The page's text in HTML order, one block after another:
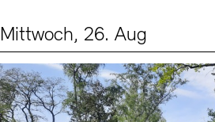
Mittwoch, 26. Aug